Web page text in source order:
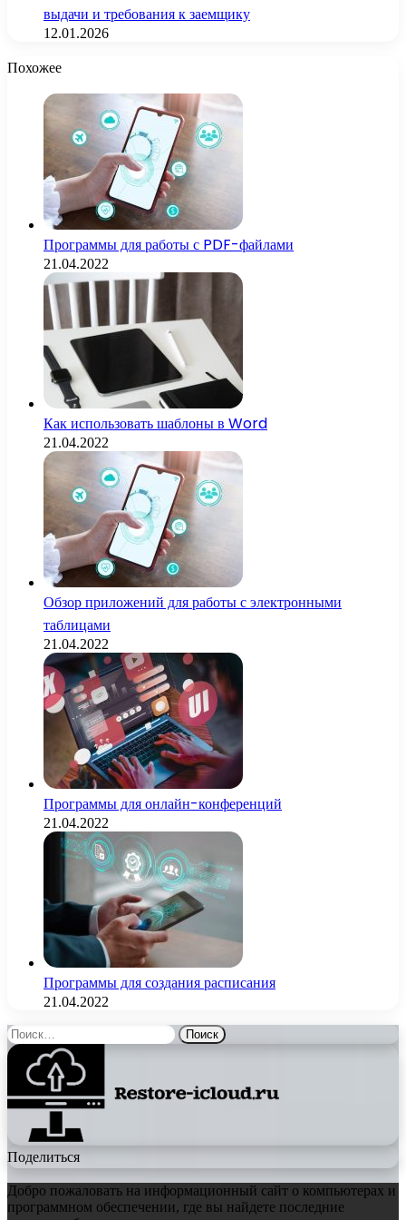
выдачи и требования к заемщику
12.01.2026
Похожее
Программы для работы с PDF-файлами
21.04.2022
Как использовать шаблоны в Word
21.04.2022
Обзор приложений для работы с электронными
таблицами
21.04.2022
Программы для онлайн-конференций
21.04.2022
Программы для создания расписания
21.04.2022
Найти:
Поделиться
Добро пожаловать на информационный сайт о компьютерах и
программном обеспечении, где вы найдете последние